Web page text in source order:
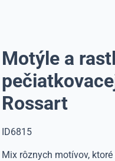
Motýle a
Rossart
ID6815
Mix rôznych motívov,